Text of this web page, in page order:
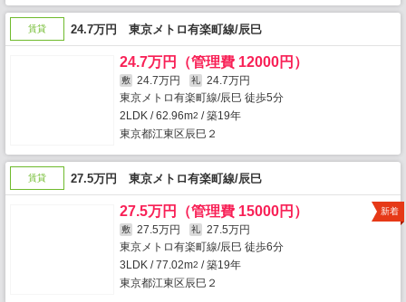
賃貸 24.7万円 東京メトロ有楽町線/辰巳
24.7万円（管理費 12000円）
敷 24.7万円 礼
24.7万円
東京メトロ有楽町線/辰巳 徒歩5分
2LDK / 62.96m2 / 築19年
東京都江東区辰巳２
賃貸 27.5万円 東京メトロ有楽町線/辰巳
27.5万円（管理費 15000円）
敷 27.5万円 礼
27.5万円
東京メトロ有楽町線/辰巳 徒歩6分
3LDK / 77.02m2 / 築19年
東京都江東区辰巳２
新着